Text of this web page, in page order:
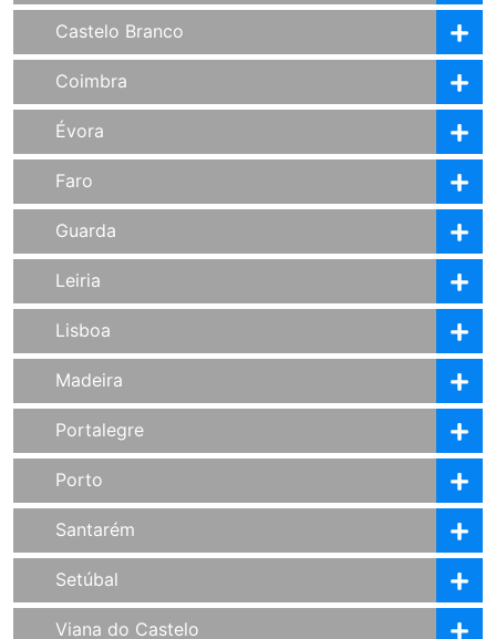
Castelo Branco
Coimbra
Évora
Faro
Guarda
Leiria
Lisboa
Madeira
Portalegre
Porto
Santarém
Setúbal
Viana do Castelo